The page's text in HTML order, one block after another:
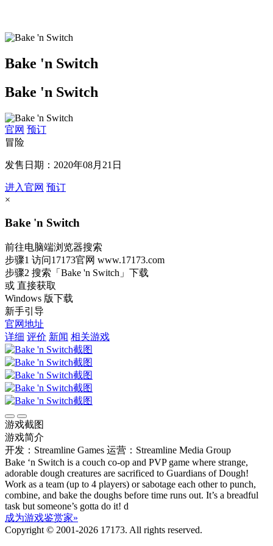
Bake 'n Switch
Bake 'n Switch
官网 预订
冒险
发售日期：2020年08月21日
进入官网 预订
×
Bake 'n Switch
前往电脑端浏览器搜索
步骤1 访问17173官网 www.17173.com
步骤2 搜索 「Bake 'n Switch」 下载
或 直接获取
Windows 版下载
新手引导
官网地址
详细 评价 新闻 相关游戏
游戏截图
游戏简介
开发：Streamline Games 运营：Streamline Media Group
Bake ‘n Switch is a couch co-op and PVP game where strange,
adorable dough creatures are sacrificed to Guardians of Dough!
Work as a team (up to 4 players) or sabotage each other to punch,
combine, and bake the doughs before time runs out. It’s a breadful
task but someone’s gotta do it! d
成为游戏鉴赏家»
Copyright © 2001-2026 17173. All rights reserved.